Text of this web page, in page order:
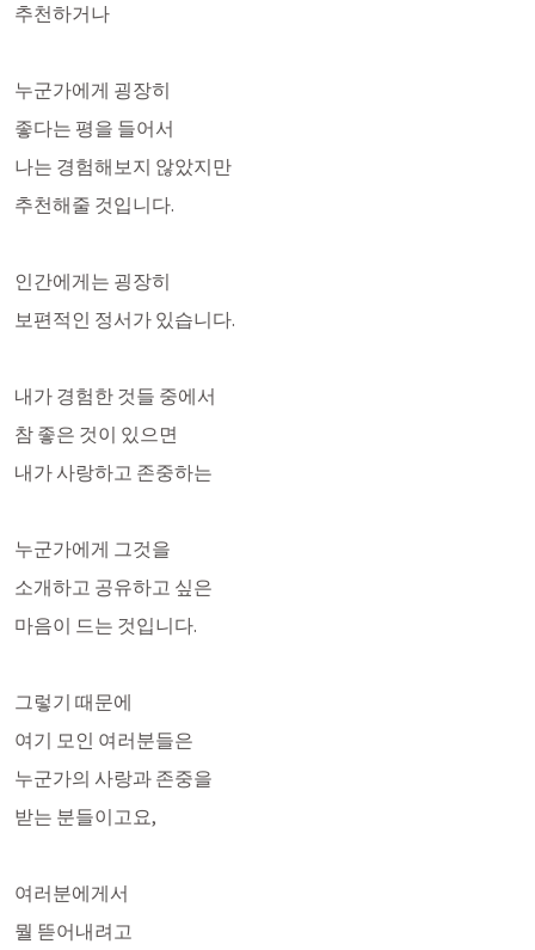
추천하거나
누군가에게 굉장히
좋다는 평을 들어서
나는 경험해보지 않았지만
추천해줄 것입니다.
인간에게는 굉장히
보편적인 정서가 있습니다.
내가 경험한 것들 중에서
참 좋은 것이 있으면
내가 사랑하고 존중하는
누군가에게 그것을
소개하고 공유하고 싶은
마음이 드는 것입니다.
그렇기 때문에
여기 모인 여러분들은
누군가의 사랑과 존중을
받는 분들이고요,
여러분에게서
뭘 뜯어내려고